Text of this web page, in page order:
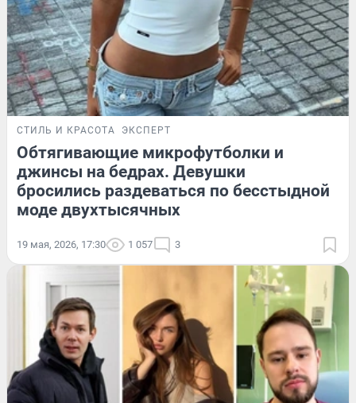
СТИЛЬ И КРАСОТА ЭКСПЕРТ
Обтягивающие микрофутболки и
джинсы на бедрах. Девушки
бросились раздеваться по бесстыдной
моде двухтысячных
19 мая, 2026, 17:30 1 057 3